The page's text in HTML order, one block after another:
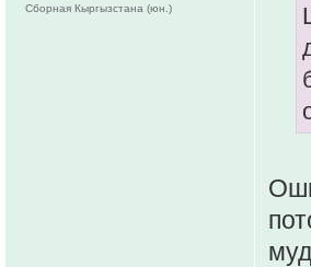
Сборная Кыргызстана (юн.)